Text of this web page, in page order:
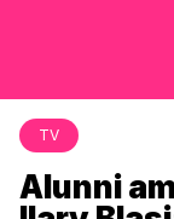
TV
Alunni